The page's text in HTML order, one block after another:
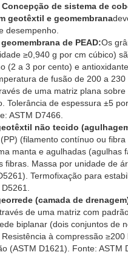
Concepção de sistema de
geotêxtil e geomembrana
desempenho.
de PEAD:Os
≥0,940 g por cm cúbico)
(2 a 3 por cento) e
de fusão de 200 a 230
de uma matriz plana
Tolerância de espessura ±5
ASTM D7466.
não tecido
(filamento contínuo ou
manta e agulhadas (agulhas
fibras. Massa por unidade de
Termofixação para
(camada de
de uma matriz com
biplanar (dois conjuntos de
à compressão
(ASTM D1621). Fonte: ASTM